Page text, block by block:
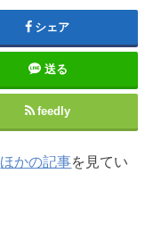
シェア
送る
feedly
ほかの記事を見てい